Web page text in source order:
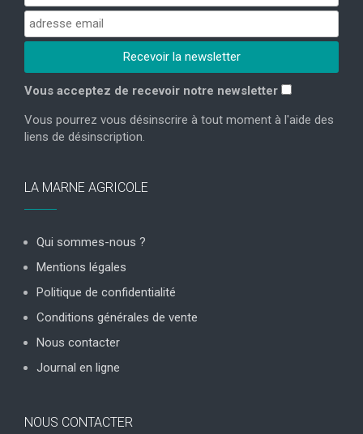
Vous acceptez de recevoir notre newsletter
Vous pourrez vous désinscrire à tout moment à l'aide des
liens de désinscription.
LA MARNE AGRICOLE
Qui sommes-nous ?
Mentions légales
Politique de confidentialité
Conditions générales de vente
Nous contacter
Journal en ligne
NOUS CONTACTER